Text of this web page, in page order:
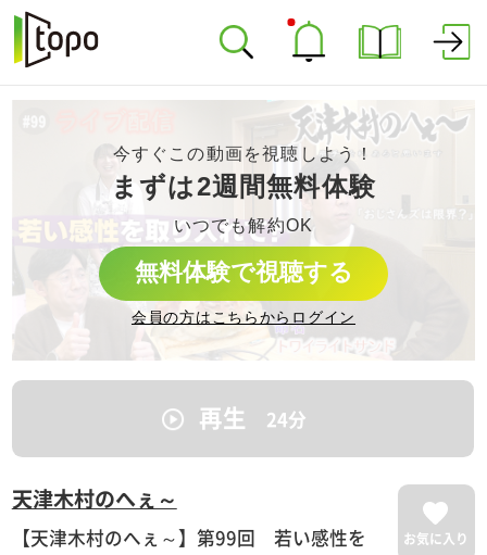
今すぐこの動画を視聴しよう！
まずは2週間無料体験
いつでも解約OK
無料体験で視聴する
会員の方はこちらからログイン
再生 24分
天津木村のへぇ～
【天津木村のへぇ～】第99回 若い感性を
お気に入り